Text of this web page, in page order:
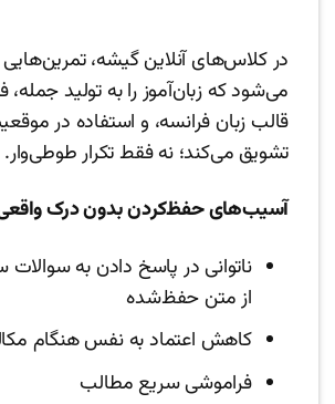
در کلاس‌های آنلاین گیشه،
می‌شود که زبان‌آموز را به تولید جمله،
قالب زبان فرانسه، و استفاده در
تشویق می‌کند؛ نه فقط تکرار طوطی‌وار.
آسیب‌های حفظ‌کردن بدون درک
ناتوانی در پاسخ دادن به سوالات
از متن حفظ‌شده
کاهش اعتماد به نفس هنگام
فراموشی سریع مطالب